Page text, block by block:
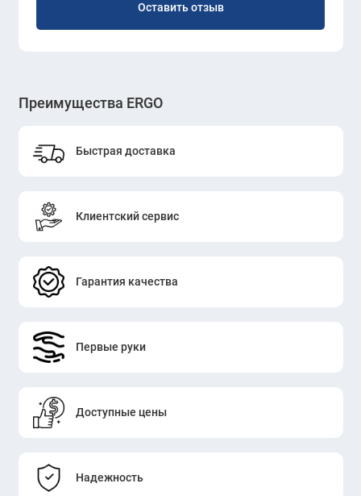
Оставить отзыв
Преимущества ERGO
Быстрая доставка
Клиентский сервис
Гарантия качества
Первые руки
Доступные цены
Надежность